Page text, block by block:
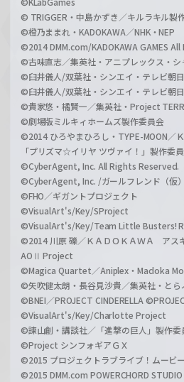
© TRIGGER・中島かずき／キルラキル製
©橙乃ままれ・KADOKAWA／NHK・NEP
©2014 DMM.com/KADOKAWA GAMES
©古味直志／集英社・アニプレックス・シ
©臼井儀人/双葉社・シンエイ・テレビ朝
©臼井儀人/双葉社・シンエイ・テレビ朝
©貴家悠・橘賢一／集英社・Project
©劇場版ミルキィホームズ製作委員会
©2014 ひろやまひろし・TYPE-MOON／
「プリズマ☆イリヤ ツヴァイ！」製作委
©CyberAgent, Inc. All Rights Reserved.
©CyberAgent, Inc. /ガールフレンド（仮
©FHO／ギガントプロジェクト
©VisualArt's/Key/SProject
©VisualArt's/Key/Team Little Busters!
©2014 川原 礫／ＫＡＤＯＫＡＷＡ アス
AOⅡ Project
©Magica Quartet／Aniplex・Madoka
©矢吹健太朗・長谷見沙貴／集英社・と
©BNEI／PROJECT CINDERELLA
©VisualArt's/Key/Charlotte Project
©諫山創・講談社／「進撃の巨人」製作委
©Project シンフォギアＧＸ
©2015 プロジェクトラブライブ！ムービー
©2015 DMM.com POWERCHORD